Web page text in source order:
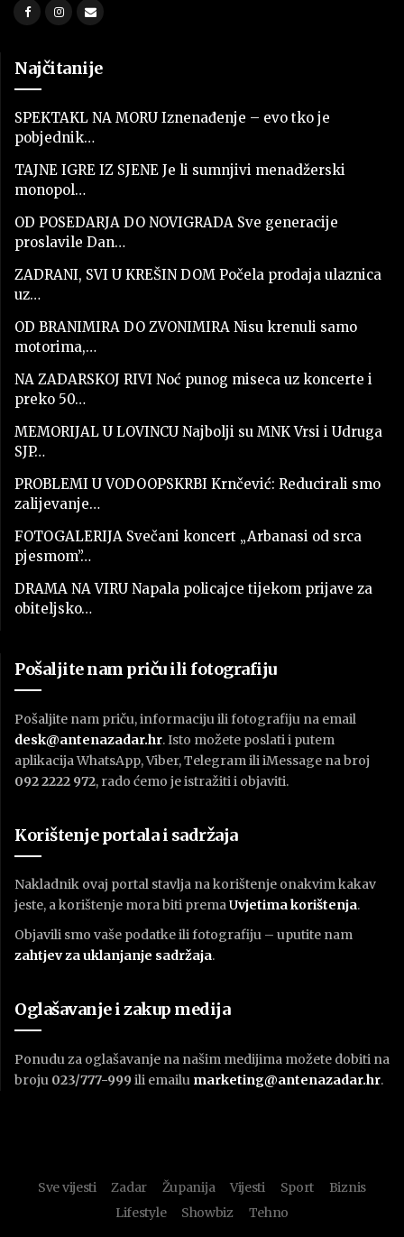
Najčitanije
SPEKTAKL NA MORU Iznenađenje – evo tko je
pobjednik…
TAJNE IGRE IZ SJENE Je li sumnjivi menadžerski
monopol…
OD POSEDARJA DO NOVIGRADA Sve generacije
proslavile Dan…
ZADRANI, SVI U KREŠIN DOM Počela prodaja ulaznica
uz…
OD BRANIMIRA DO ZVONIMIRA Nisu krenuli samo
motorima,…
NA ZADARSKOJ RIVI Noć punog miseca uz koncerte i
preko 50…
MEMORIJAL U LOVINCU Najbolji su MNK Vrsi i Udruga
SJP…
PROBLEMI U VODOOPSKRBI Krnčević: Reducirali smo
zalijevanje…
FOTOGALERIJA Svečani koncert „Arbanasi od srca
pjesmom”…
DRAMA NA VIRU Napala policajce tijekom prijave za
obiteljsko…
Pošaljite nam priču ili fotografiju
Pošaljite nam priču, informaciju ili fotografiju na email
desk@antenazadar.hr. Isto možete poslati i putem
aplikacija WhatsApp, Viber, Telegram ili iMessage na broj
092 2222 972, rado ćemo je istražiti i objaviti.
Korištenje portala i sadržaja
Nakladnik ovaj portal stavlja na korištenje onakvim kakav
jeste, a korištenje mora biti premaUvjetima korištenja.
Objavili smo vaše podatke ili fotografiju – uputite nam
zahtjev za uklanjanje sadržaja.
Oglašavanje i zakup medija
Ponudu za oglašavanje na našim medijima možete dobiti na
broju 023/777-999 ili emailu marketing@antenazadar.hr.
Sve vijesti Zadar Županija Vijesti Sport
Biznis
Lifestyle
Showbiz Tehno